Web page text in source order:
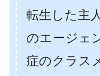
転生した主
のエージェ
症のクラス